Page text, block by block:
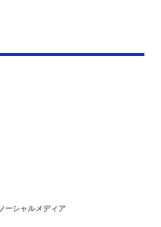
ーシャルメディア